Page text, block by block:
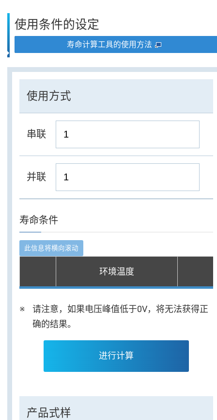
使用条件的设定
寿命计算工具的使用方法
使用方式
串联
并联
寿命条件
环境温度
请注意，如果电压峰值低于0V，将无法获得正
确的结果。
进行计算
产品式样